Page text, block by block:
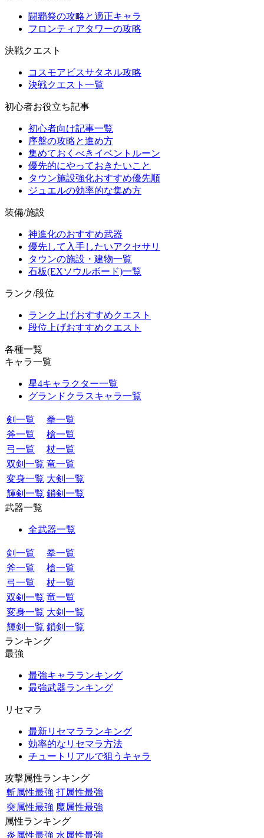
闘覇祭の攻略と適正キャラ
フロンティアタワーの攻略
決戦クエスト
コスモアビスサタネル攻略
決戦クエスト一覧
初心者お役立ち記事
初心者向け記事一覧
序盤の攻略と進め方
集めておくべきイベントルーン
優先的にやっておきたいこと
タウン施設強化おすすめ優先順
ジュエルの効率的な集め方
装備/施設
神進化のおすすめ武器
優先して入手したいアクセサリ
タウンの施設・建物一覧
石板(EXソウルボード)一覧
ランク/段位
ランク上げおすすめクエスト
段位上げおすすめクエスト
各種一覧
キャラ一覧
星4キャラクター一覧
グランドクラスキャラ一覧
剣一覧
拳一覧
斧一覧
槍一覧
弓一覧
杖一覧
双剣一覧 竜一覧
変身一覧 大剣一覧
輝剣一覧 鎖剣一覧
武器一覧
全武器一覧
剣一覧
拳一覧
斧一覧
槍一覧
弓一覧
杖一覧
双剣一覧 竜一覧
変身一覧 大剣一覧
輝剣一覧 鎖剣一覧
ランキング
最強
最強キャラランキング
最強武器ランキング
リセマラ
最新リセマラランキング
効率的なリセマラ方法
チュートリアルで狙うキャラ
攻撃属性ランキング
斬属性最強 打属性最強
突属性最強 魔属性最強
属性ランキング
炎属性最強 水属性最強